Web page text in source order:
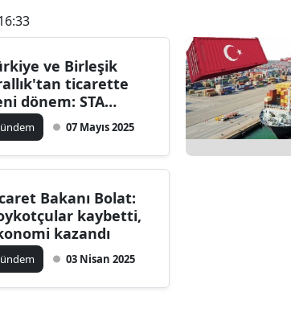
Artvin
ve Birleşik
ticarette
dönem: STA
başlıyor
07 Mayıs 2025
Bakanı Bolat:
kaybetti,
kazandı
03 Nisan 2025